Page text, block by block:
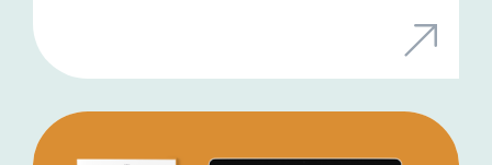
Niet om 'ook iets met het WK te doen',
maar door slim in te haken op iets waar je